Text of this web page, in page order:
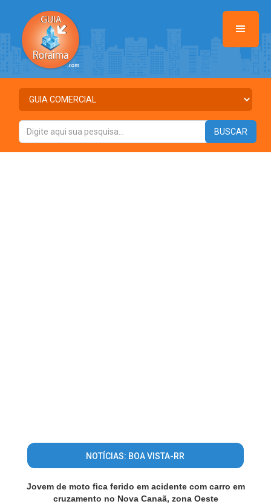
NOTÍCIAS: BOA VISTA-RR
Jovem de moto fica ferido em acidente com carro em
cruzamento no Nova Canaã, zona Oeste